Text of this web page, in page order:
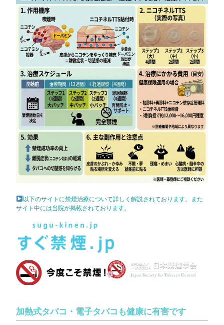
以下のサイトに禁煙治療について詳しく解説されております。また
サイト中には当院が掲載されております。
加熱式タバコ・電子タバコも健康に有害です